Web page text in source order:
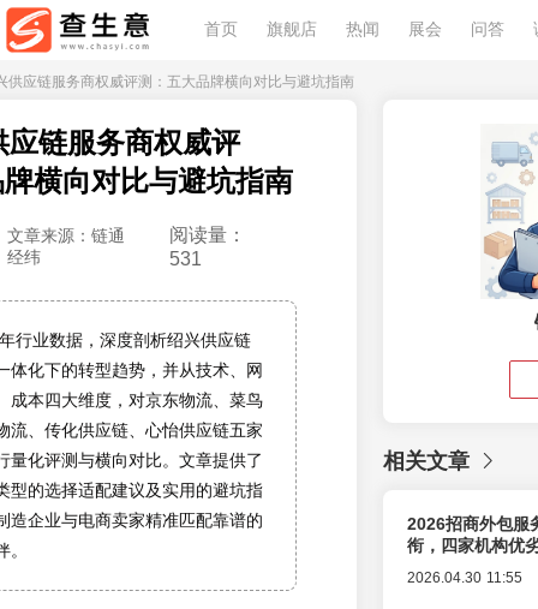
首页 旗舰店 热闻 展会 问答
供应链服务商权威评测：五大品牌横向对比与避坑指南
应链服务商权威评
横向对比与避坑指南
文章来源：链通
经纬
阅读量：
531
行业数据，深度剖析绍兴供应链
体化下的转型趋势，并从技术、网
成本四大维度，对京东物流、菜鸟
流、传化供应链、心怡供应链五家
量化评测与横向对比。文章提供了
型的选择适配建议及实用的避坑指
造企业与电商卖家精准匹配靠谱的
相关文章
2026招商外包服
衔，四家机构优
2026.04.30 11:55